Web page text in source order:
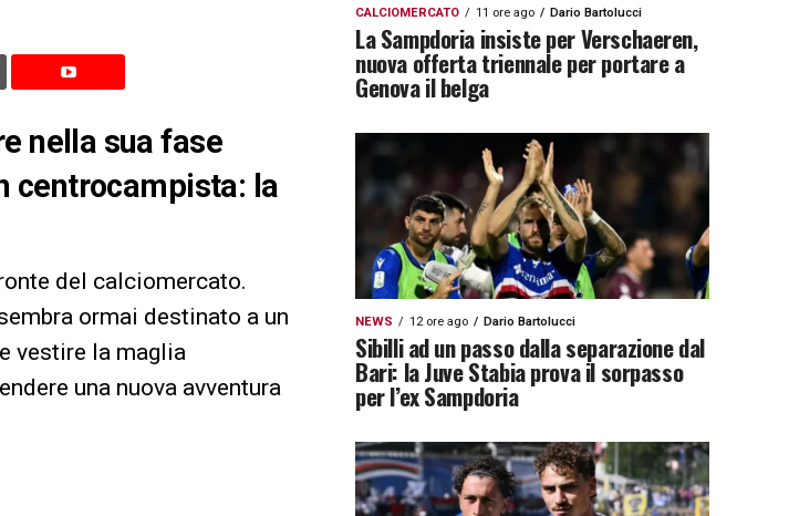
nella sua fase
centrocampista: la
del calciomercato.
ormai destinato a un
vestire la maglia
una nuova avventura
CALCIOMERCATO 11 ore ago Dario Bartolucci
La Sampdoria insiste per Verschaeren,
nuova offerta triennale per portare a
Genova il belga
NEWS 12 ore ago Dario Bartolucci
Sibilli ad un passo dalla separazione dal
Bari: la Juve Stabia prova il sorpasso
per l’ex Sampdoria